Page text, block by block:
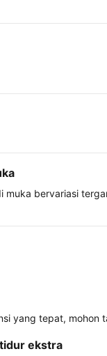
muka bervariasi
yang tepat,
ekstra